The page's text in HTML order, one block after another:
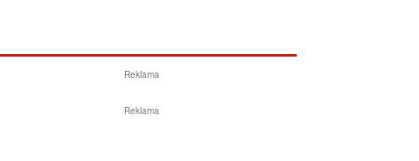
Reklama
Reklama